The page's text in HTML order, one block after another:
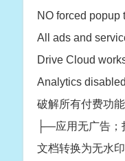
NO forced popup
All ads and
Drive Cloud
Analytics
破解所有付费功
├—应用无广告；
文档转换为无水